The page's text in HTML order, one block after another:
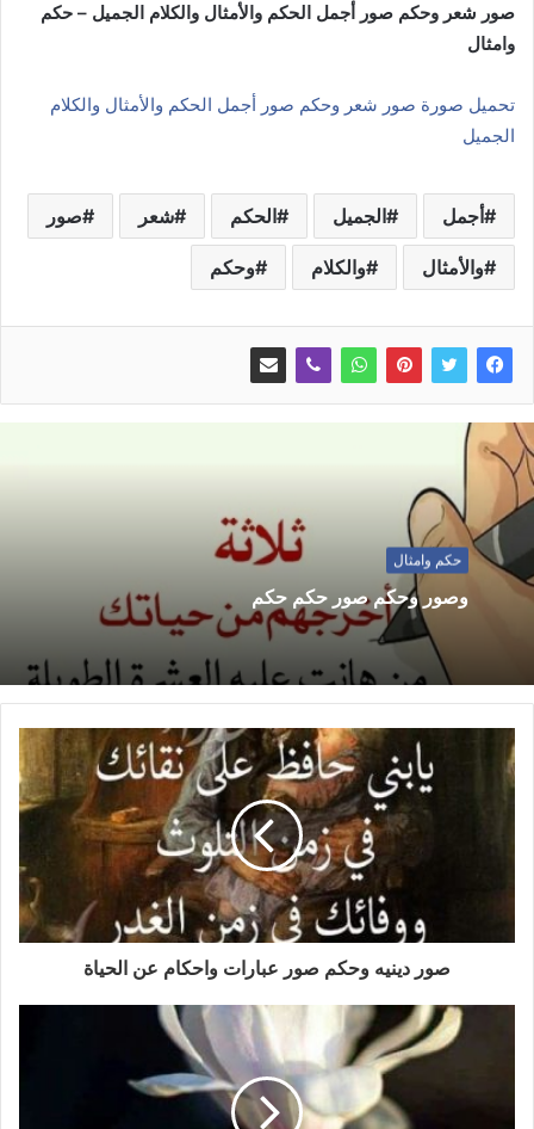
صور شعر وحكم صور أجمل الحكم والأمثال والكلام الجميل – حكم
وامثال
تحميل صورة صور شعر وحكم صور أجمل الحكم والأمثال والكلام
الجميل
أجمل الجميل الحكم شعر صور
والأمثال والكلام وحكم
حكم وامثال
وصور وحكم صور حكم حكم
صور دينيه وحكم صور عبارات واحكام عن الحياة